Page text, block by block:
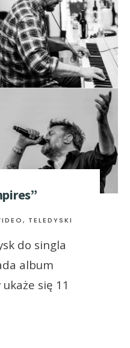
, TELEDYSKI
do singla
album
się 11